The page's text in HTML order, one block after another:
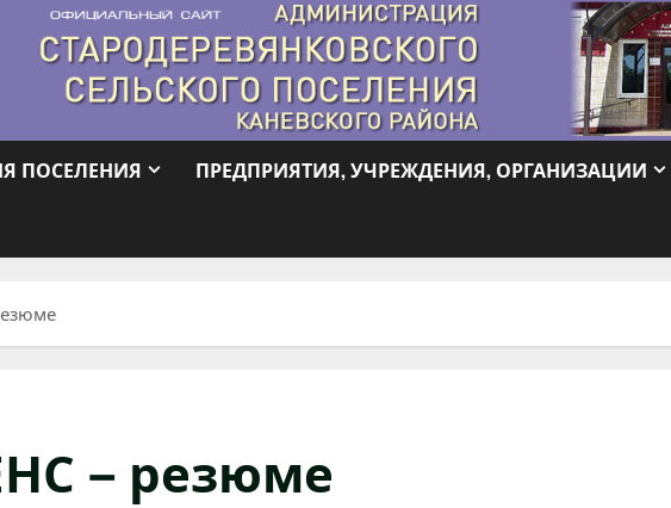
ПОСЕЛЕНИЯ ПРЕДПРИЯТИЯ, УЧРЕЖДЕНИЯ, ОРГАНИЗАЦИИ
– резюме